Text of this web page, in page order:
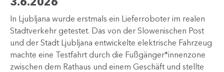
In Ljubljana wurde erstmals ein Lieferroboter im realen
Stadtverkehr getestet. Das von der Slowenischen Post
und der Stadt Ljubljana entwickelte elektrische Fahrzeug
machte eine Testfahrt durch die Fußgänger*innenzone
zwischen dem Rathaus und einem Geschäft und stellte